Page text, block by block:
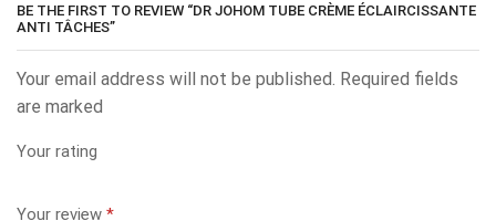
BE THE FIRST TO REVIEW “DR JOHOM TUBE CRÈME ÉCLAIRCISSANTE
ANTI TÂCHES”
Your email address will not be published. Required fields
are marked
Your rating
Your review *